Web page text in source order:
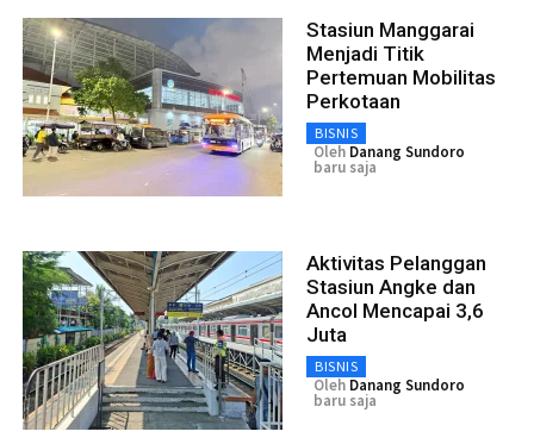
Stasiun Manggarai
Menjadi Titik
Pertemuan Mobilitas
Perkotaan
BISNIS
Oleh Danang Sundoro
baru saja
Aktivitas Pelanggan
Stasiun Angke dan
Ancol Mencapai 3,6
Juta
BISNIS
Oleh Danang Sundoro
baru saja